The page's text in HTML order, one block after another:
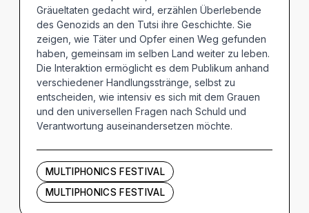
Gräueltaten gedacht wird, erzählen Überlebende
des Genozids an den Tutsi ihre Geschichte. Sie
zeigen, wie Täter und Opfer einen Weg gefunden
haben, gemeinsam im selben Land weiter zu leben.
Die Interaktion ermöglicht es dem Publikum anhand
verschiedener Handlungsstränge, selbst zu
entscheiden, wie intensiv es sich mit dem Grauen
und den universellen Fragen nach Schuld und
Verantwortung auseinandersetzen möchte.
MULTIPHONICS FESTIVAL
MULTIPHONICS FESTIVAL